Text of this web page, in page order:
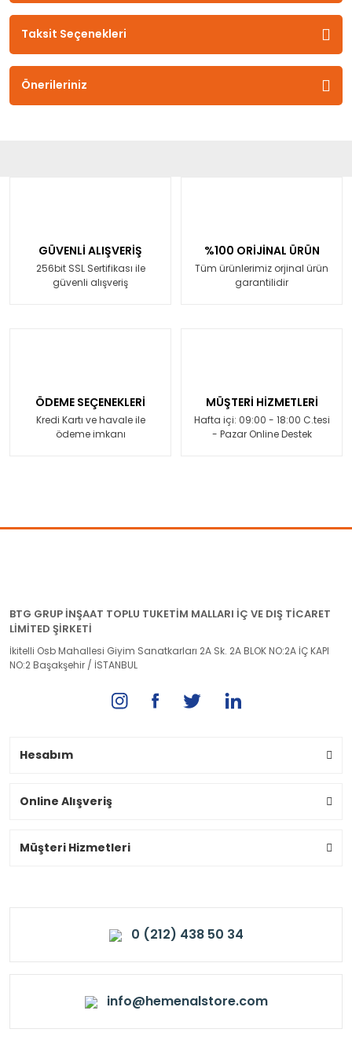
Taksit Seçenekleri
Önerileriniz
GÜVENLİ ALIŞVERİŞ
256bit SSL Sertifikası ile
güvenli alışveriş
%100 ORİJİNAL ÜRÜN
Tüm ürünlerimiz orjinal ürün
garantilidir
ÖDEME SEÇENEKLERİ
Kredi Kartı ve havale ile
ödeme imkanı
MÜŞTERİ HİZMETLERİ
Hafta içi: 09:00 - 18:00 C.tesi
- Pazar Online Destek
BTG GRUP İNŞAAT TOPLU TUKETİM MALLARI İÇ VE DIŞ TİCARET
LİMİTED ŞİRKETİ
İkitelli Osb Mahallesi Giyim Sanatkarları 2A Sk. 2A BLOK NO:2A İÇ KAPI
NO:2 Başakşehir / İSTANBUL
Hesabım
Online Alışveriş
Müşteri Hizmetleri
0 (212) 438 50 34
info@hemenalstore.com